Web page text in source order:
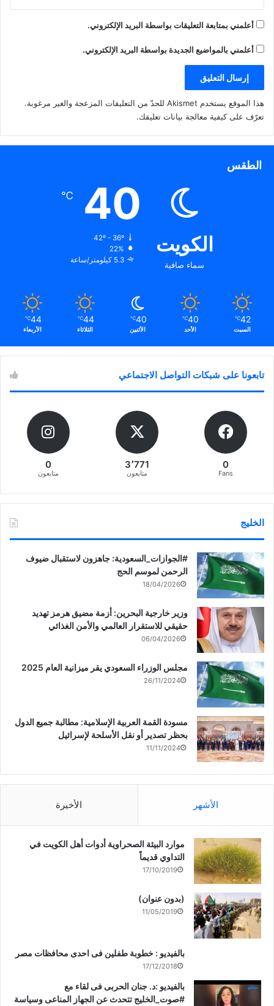
أعلمني بمتابعة التعليقات بواسطة البريد الإلكتروني.
أعلمني بالمواضيع الجديدة بواسطة البريد الإلكتروني.
هذا الموقع يستخدم Akismet للحدّ من التعليقات المزعجة والغير مرغوبة.
تعرّف على كيفية معالجة بيانات تعليقك.
الطقس
الكويت
سماء صافية
40
℃
42º - 36º
22%
5.3 كيلومتر/ساعة
42
℃
السبت
40
℃
الأحد
40
℃
الأثنين
44
℃
الثلاثاء
44
℃
الأربعاء
تابعونا على شبكات التواصل الاجتماعي
0
Fans
3٬771
متابعون
0
متابعون
الخليج
‏‎#الجوازات_السعودية: جاهزون لاستقبال ضيوف
الرحمن لموسم الحج
18/04/2026
وزير خارجية البحرين: أزمة مضيق هرمز تهديد
حقيقي للاستقرار العالمي والأمن الغذائي
06/04/2026
مجلس الوزراء السعودي يقر ميزانية العام 2025
26/11/2024
مسودة القمة العربية الإسلامية: مطالبة جميع الدول
بحظر تصدير أو نقل الأسلحة لإسرائيل
11/11/2024
الأشهر الأخيرة
موارد البيئة الصحراوية أدوات أهل الكويت في
التداوي قديماً
17/10/2019
(بدون عنوان)
11/05/2019
بالفيديو : خطوبة طفلين فى احدى محافظات مصر
17/12/2018
بالفيديو :د. جنان الحربى فى لقاء مع
#صوت_الخليج تتحدث عن الجهاز المناعى وسياسة